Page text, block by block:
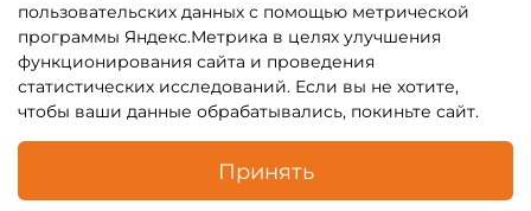
пользовательских данных с помощью метрической
программы Яндекс.Метрика в целях улучшения
функционирования сайта и проведения
статистических исследований. Если вы не хотите,
чтобы ваши данные обрабатывались, покиньте сайт.
Принять